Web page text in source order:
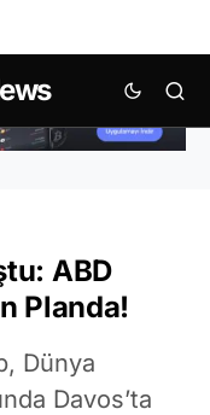
ABD
Planda!
Dünya
Davos’ta